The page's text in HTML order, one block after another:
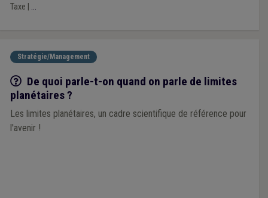
Taxe
...
Stratégie/Management
Q/R
De quoi parle-t-on quand on parle de limites
planétaires ?
Les limites planétaires, un cadre scientifique de référence pour
l'avenir !